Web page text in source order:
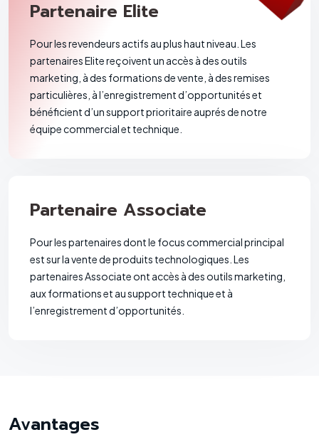
Partenaire Elite
Pour les revendeurs actifs au plus haut niveau. Les
partenaires Elite reçoivent un accès à des outils
marketing, à des formations de vente, à des remises
particulières, à l’enregistrement d’opportunités et
bénéficient d’un support prioritaire auprés de notre
équipe commercial et technique.
Partenaire Associate
Pour les partenaires dont le focus commercial principal
est sur la vente de produits technologiques. Les
partenaires Associate ont accès à des outils marketing,
aux formations et au support technique et à
l’enregistrement d’opportunités.
Avantages